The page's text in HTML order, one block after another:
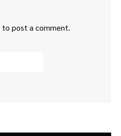
to post a comment.